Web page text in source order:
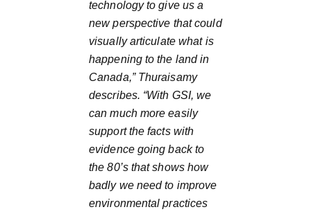
technology to give us a
new perspective that could
visually articulate what is
happening to the land in
Canada,” Thuraisamy
describes. “With GSI, we
can much more easily
support the facts with
evidence going back to
the 80’s that shows how
badly we need to improve
environmental practices